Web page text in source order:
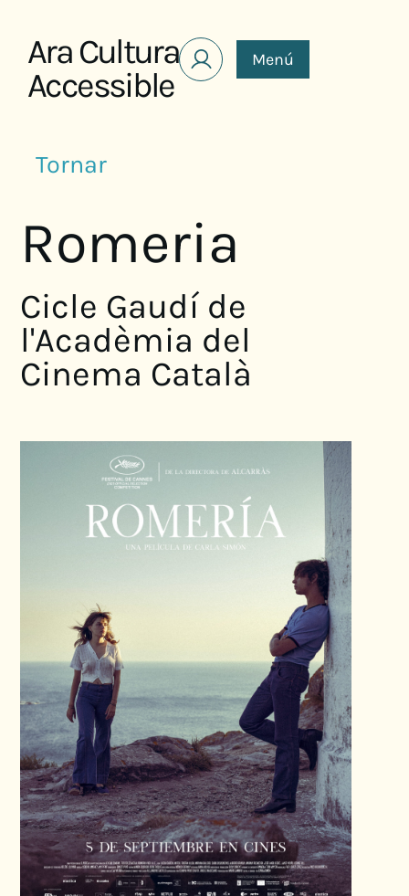
Ara Cultura
Accessible
Menú
Tornar
Romeria
Cicle Gaudí de
l'Acadèmia del
Cinema Català